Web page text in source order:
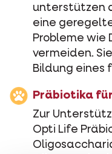
unterstützen
eine
Probleme wie
vermeiden.
Bildung eines
Präbiotika
Zur
Opti Life